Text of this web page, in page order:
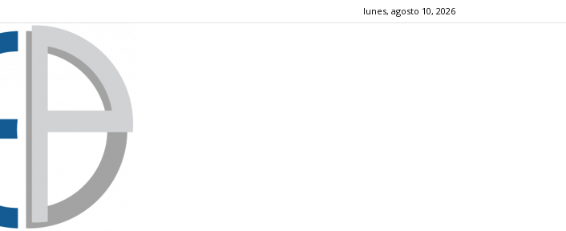
lunes, agosto 10, 2026